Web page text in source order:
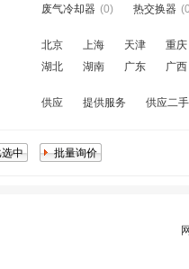
废气冷却器 (0) 热交换器
北京 上海 天津 重庆
湖北
湖南 广东 广西
供应 提供服务 供应二手